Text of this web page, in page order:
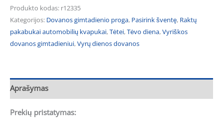
Produkto kodas: r12335
Kategorijos: Dovanos gimtadienio proga, Pasirink šventę, Raktų
pakabukai automobilių kvapukai,Tėtei,Tėvo diena,Vyriškos
dovanos gimtadieniui,Vyrų dienos dovanos
Aprašymas
Prekių pristatymas: